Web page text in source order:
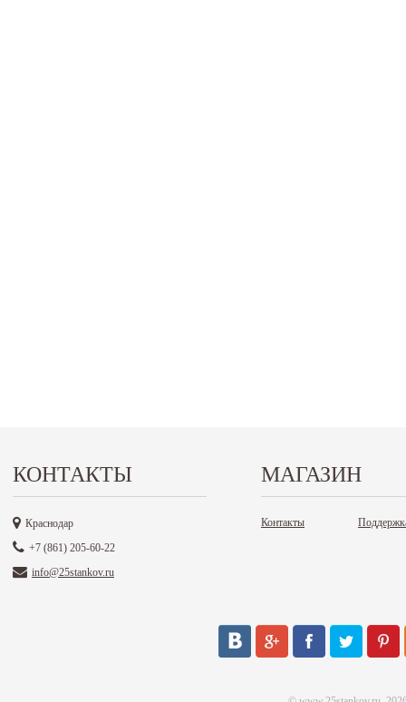
КОНТАКТЫ
Краснодар
+7 (861) 205-60-22
info@25stankov.ru
МАГАЗИН
Контакты